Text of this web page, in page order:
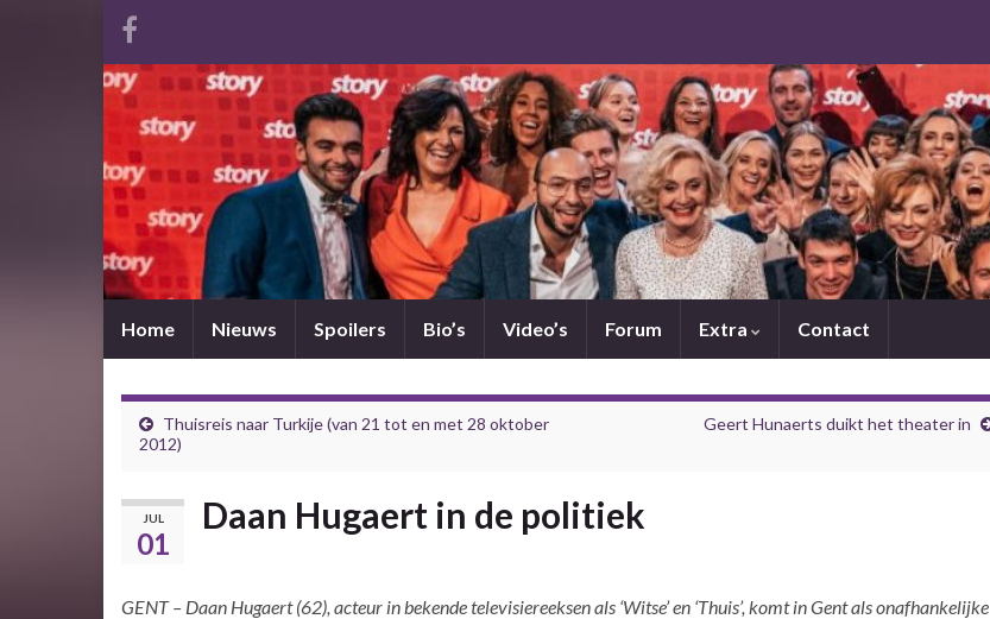
Home Nieuws Spoilers Bio’s Video’s Forum Extra Contact
Thuisreis naar Turkije (van 21 tot en met 28 oktober
2012)
Geert Hunaerts duikt het theater in
JUL
01
Daan Hugaert in de politiek
GENT – Daan Hugaert (62), acteur in bekende televisiereeksen als ‘Witse’ en ‘Thuis’, komt in Gent als onafhankelijke